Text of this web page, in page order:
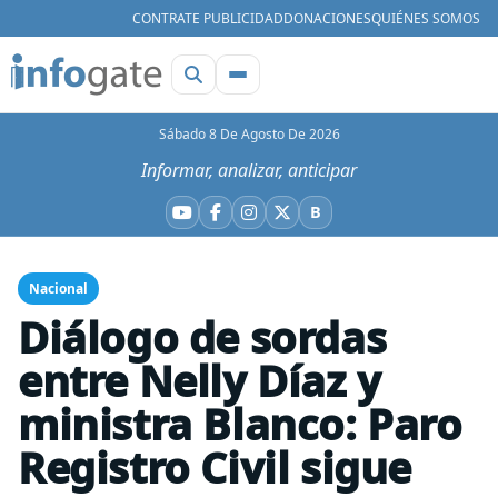
CONTRATE PUBLICIDADDONACIONESQUIÉNES SOMOS
Sábado 8 De Agosto De 2026
Informar, analizar, anticipar
YouTube
Facebook
Instagram
X BBluesky
Nacional
Diálogo de sordas
entre Nelly Díaz y
ministra Blanco: Paro
Registro Civil sigue